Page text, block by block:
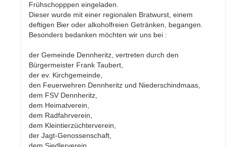
Frühschopppen eingeladen.
Dieser wurde mit einer regionalen Bratwurst, einem
deftigen Bier oder alkoholfreien Getränken, begangen.
Besonders bedanken möchten wir uns bei :
der Gemeinde Dennheritz, vertreten durch den
Bürgermeister Frank Taubert,
der ev. Kirchgemeinde,
den Feuerwehren Dennheritz und Niederschindmaas,
dem FSV Dennheritz,
dem Heimatverein,
dem Radfahrverein,
dem Kleintierzüchterverein,
der Jagt-Genossenschaft,